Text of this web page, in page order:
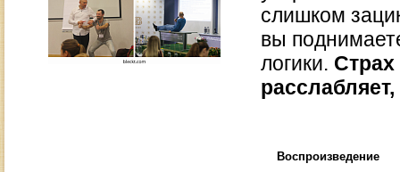
слишком
вы
логики. Страх
Воспроизведение